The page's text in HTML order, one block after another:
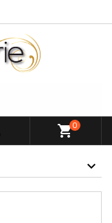
shopping_cart0